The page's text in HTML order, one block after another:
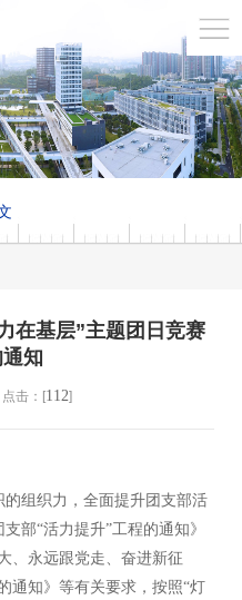
在基层”主题团日竞赛
知
击：[112]
组织力，全面提升团支部活
支部“活力提升”工程的通知》
、永远跟党走、奋进新征
通知》等有关要求，按照“灯